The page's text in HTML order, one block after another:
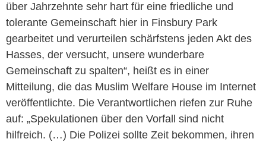
über Jahrzehnte sehr hart für eine friedliche und
tolerante Gemeinschaft hier in Finsbury Park
gearbeitet und verurteilen schärfstens jeden Akt des
Hasses, der versucht, unsere wunderbare
Gemeinschaft zu spalten“, heißt es in einer
Mitteilung, die das Muslim Welfare House im Internet
veröffentlichte. Die Verantwortlichen riefen zur Ruhe
auf: „Spekulationen über den Vorfall sind nicht
hilfreich. (…) Die Polizei sollte Zeit bekommen, ihren